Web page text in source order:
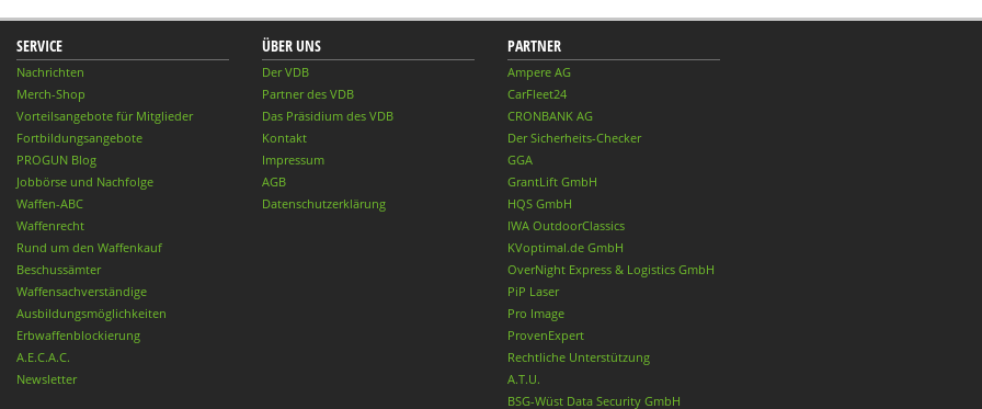
SERVICE
Nachrichten
Merch-Shop
Vorteilsangebote für Mitglieder
Fortbildungsangebote
PROGUN Blog
Jobbörse und Nachfolge
Waffen-ABC
Waffenrecht
Rund um den Waffenkauf
Beschussämter
Waffensachverständige
Ausbildungsmöglichkeiten
Erbwaffenblockierung
A.E.C.A.C.
Newsletter
ÜBER UNS
Der VDB
Partner des VDB
Das Präsidium des VDB
Kontakt
Impressum
AGB
Datenschutzerklärung
PARTNER
Ampere AG
CarFleet24
CRONBANK AG
Der Sicherheits-Checker
GGA
GrantLift GmbH
HQS GmbH
IWA OutdoorClassics
KVoptimal.de GmbH
OverNight Express & Logistics GmbH
PiP Laser
Pro Image
ProvenExpert
Rechtliche Unterstützung
A.T.U.
BSG-Wüst Data Security GmbH